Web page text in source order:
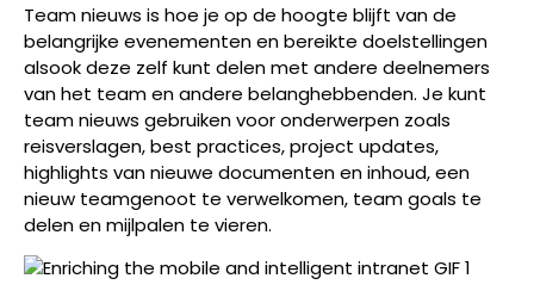
Team nieuws is hoe je op de hoogte blijft van de
belangrijke evenementen en bereikte doelstellingen
alsook deze zelf kunt delen met andere deelnemers
van het team en andere belanghebbenden. Je kunt
team nieuws gebruiken voor onderwerpen zoals
reisverslagen, best practices, project updates,
highlights van nieuwe documenten en inhoud, een
nieuw teamgenoot te verwelkomen, team goals te
delen en mijlpalen te vieren.